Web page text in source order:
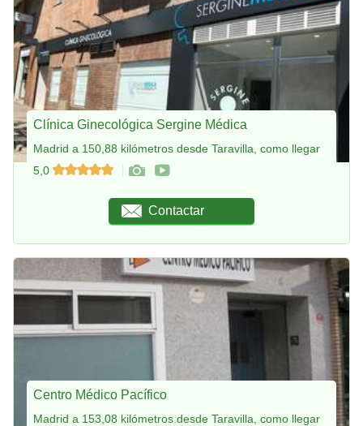
Clínica Ginecológica Sergine Médica
Madrid a 150,88 kilómetros desde Taravilla, como llegar
5,0
Contactar
Centro Médico Pacífico
Madrid a 153,08 kilómetros desde Taravilla, como llegar